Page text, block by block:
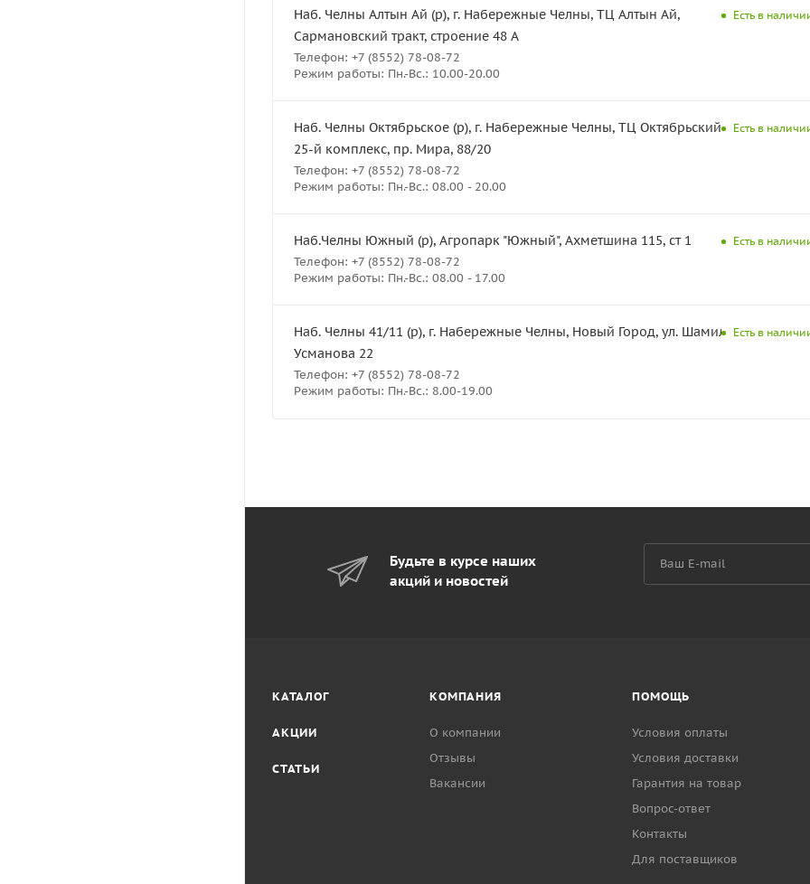
Наб. Челны Алтын Ай (р), г. Набережные Челны, ТЦ Алтын Ай,
Сармановский тракт, строение 48 А
Телефон: +7 (8552) 78-08-72
Режим работы: Пн.-Вс.: 10.00-20.00
Есть в
Наб. Челны Октябрьское (р), г. Набережные Челны, ТЦ Октябрьский,
25-й комплекс, пр. Мира, 88/20
Телефон: +7 (8552) 78-08-72
Режим работы: Пн.-Вс.: 08.00 - 20.00
Есть в
Наб.Челны Южный (р), Агропарк "Южный", Ахметшина 115, ст 1
Телефон: +7 (8552) 78-08-72
Режим работы: Пн.-Вс.: 08.00 - 17.00
Есть в
Наб. Челны 41/11 (р), г. Набережные Челны, Новый Город, ул. Шамиля
Усманова 22
Телефон: +7 (8552) 78-08-72
Режим работы: Пн.-Вс.: 8.00-19.00
Есть в
Будьте в курсе наших
акций и новостей
КАТАЛОГ
АКЦИИ
СТАТЬИ
КОМПАНИЯ
О компании
Отзывы
Вакансии
ПОМОЩЬ
Условия оплаты
Условия доставки
Гарантия на товар
Вопрос-ответ
Контакты
Для поставщиков